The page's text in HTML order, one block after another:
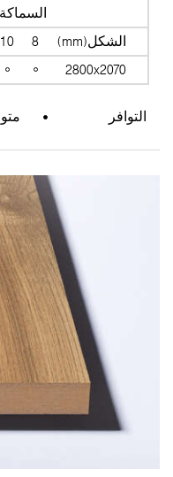
السماكة(mm)
الشكل(mm)
8
10
12
2800x2070
التوافر متوفر